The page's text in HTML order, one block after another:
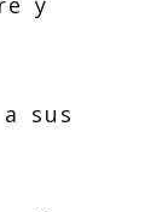
sus